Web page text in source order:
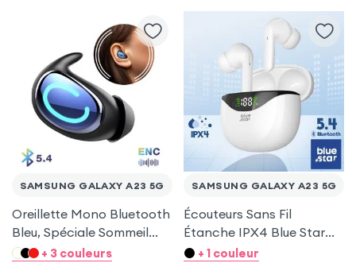
SAMSUNG GALAXY A23 5G
Oreillette Mono Bluetooth
Bleu, Spéciale Sommeil
pour Samsung Galaxy A23
+ 3 couleurs
SAMSUNG GALAXY A23 5G
Écouteurs Sans Fil
Étanche IPX4 Blue Star
Blanc pour Samsung
+ 1 couleur